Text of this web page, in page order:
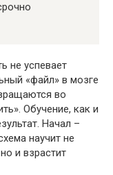
не успевает
«файл» в мозге
во
Обучение, как и
Начал –
научит не
и взрастит